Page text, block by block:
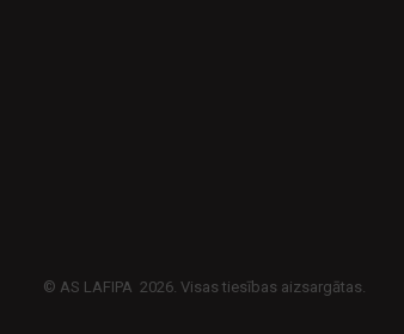
© AS LAFIPA 2026. Visas tiesības aizsargātas.